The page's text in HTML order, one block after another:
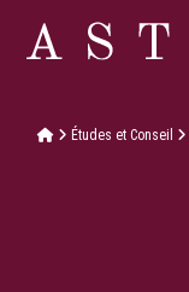
Études et Conseil